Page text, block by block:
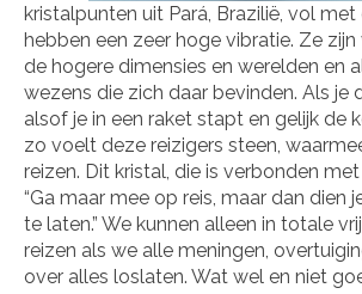
kristalpunten uit Pará, Brazilië, vol met
hebben een zeer hoge vibratie. Ze
de hogere dimensies en werelden en
wezens die zich daar bevinden. Als je
alsof je in een raket stapt en gelijk de
zo voelt deze reizigers steen,
reizen. Dit kristal, die is verbonden
“Ga maar mee op reis, maar dan dien
te laten.” We kunnen alleen in totale
reizen als we alle meningen,
over alles loslaten. Wat wel en niet